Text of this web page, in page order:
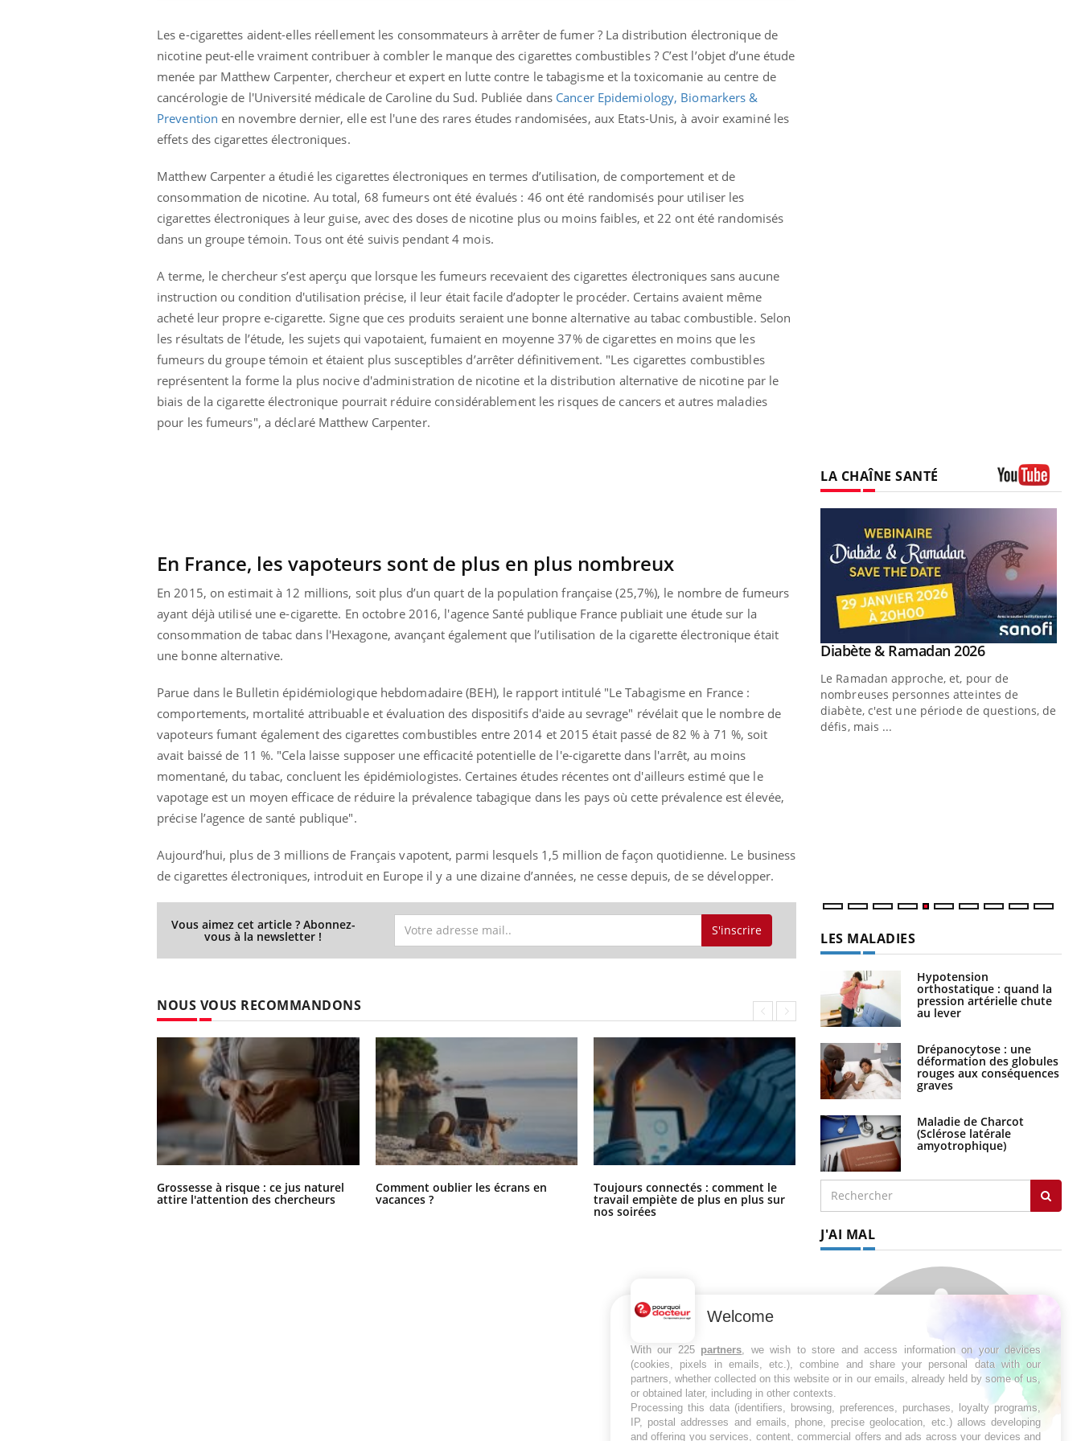
Les e-cigarettes aident-elles réellement les consommateurs à arrêter de fumer ? La distribution électronique de
nicotine peut-elle vraiment contribuer à combler le manque des cigarettes combustibles ? C’est l’objet d’une étude
menée par Matthew Carpenter, chercheur et expert en lutte contre le tabagisme et la toxicomanie au centre de
cancérologie de l'Université médicale de Caroline du Sud. Publiée dans Cancer Epidemiology, Biomarkers &
Prevention en novembre dernier, elle est l'une des rares études randomisées, aux Etats-Unis, à avoir examiné les
effets des cigarettes électroniques.
Matthew Carpenter a étudié les cigarettes électroniques en termes d’utilisation, de comportement et de
consommation de nicotine. Au total, 68 fumeurs ont été évalués : 46 ont été randomisés pour utiliser les
cigarettes électroniques à leur guise, avec des doses de nicotine plus ou moins faibles, et 22 ont été randomisés
dans un groupe témoin. Tous ont été suivis pendant 4 mois.
A terme, le chercheur s’est aperçu que lorsque les fumeurs recevaient des cigarettes électroniques sans aucune
instruction ou condition d'utilisation précise, il leur était facile d’adopter le procéder. Certains avaient même
acheté leur propre e-cigarette. Signe que ces produits seraient une bonne alternative au tabac combustible. Selon
les résultats de l’étude, les sujets qui vapotaient, fumaient en moyenne 37% de cigarettes en moins que les
fumeurs du groupe témoin et étaient plus susceptibles d’arrêter définitivement. "Les cigarettes combustibles
représentent la forme la plus nocive d'administration de nicotine et la distribution alternative de nicotine par le
biais de la cigarette électronique pourrait réduire considérablement les risques de cancers et autres maladies
pour les fumeurs", a déclaré Matthew Carpenter.
En France, les vapoteurs sont de plus en plus nombreux
En 2015, on estimait à 12 millions, soit plus d’un quart de la population française (25,7%), le nombre de fumeurs
ayant déjà utilisé une e-cigarette. En octobre 2016, l'agence Santé publique France publiait une étude sur la
consommation de tabac dans l'Hexagone, avançant également que l’utilisation de la cigarette électronique était
une bonne alternative.
Parue dans le Bulletin épidémiologique hebdomadaire (BEH), le rapport intitulé "Le Tabagisme en France :
comportements, mortalité attribuable et évaluation des dispositifs d'aide au sevrage" révélait que le nombre de
vapoteurs fumant également des cigarettes combustibles entre 2014 et 2015 était passé de 82 % à 71 %, soit
avait baissé de 11 %. "Cela laisse supposer une efficacité potentielle de l'e-cigarette dans l'arrêt, au moins
momentané, du tabac, concluent les épidémiologistes. Certaines études récentes ont d'ailleurs estimé que le
vapotage est un moyen efficace de réduire la prévalence tabagique dans les pays où cette prévalence est élevée,
précise l’agence de santé publique".
Aujourd’hui, plus de 3 millions de Français vapotent, parmi lesquels 1,5 million de façon quotidienne. Le business
de cigarettes électroniques, introduit en Europe il y a une dizaine d’années, ne cesse depuis, de se développer.
Vous aimez cet article ? Abonnez-
vous à la newsletter ! S'inscrire
NOUS VOUS RECOMMANDONS
Grossesse à risque : ce jus naturel
attire l'attention des chercheurs
Comment oublier les écrans en
vacances ?
Toujours connectés : comment le
travail empiète de plus en plus sur
nos soirées
Cancer colorectal : une stratégie
simple aurait changé la donne au
Pays basque
LA CHAÎNE SANTÉ
Insuline & Charge mentale : et si on
osait en parler??Youtube
En 2026, l'insuline dans le diabète de type 2
reste entourée d'idées reçues chez les
patients comme parfois chez les soignants.
L'été arrive… et avec lui, un tout nouveau
rythme de vie ! Vacances, plage, piscine,
soleil, activités en plein air… Nos mains
sont ...
Youtube
Diabète & Ramadan 2026Youtube
Le Ramadan approche, et, pour de
nombreuses personnes atteintes de
diabète, c'est une période de questions, de
défis, mais ...
Youtube
Un « jumeau numérique » pour
préventive Youtube
Un établissement lié à un groupe
mutualiste innove en matière de bilan de
orthostatique : quand la
pression artérielle chute
au lever
déformation des globules
rouges aux conséquences
graves
(Sclérose latérale
amyotrophique)
Welcome
With our 225 partners, we wish to store and access information on your devices
(cookies, pixels in emails, etc.), combine and share your personal data with our
partners, whether collected on this website or in our emails, already held by some of us,
or obtained later, including in other contexts.
Processing this data (identifiers, browsing, preferences, purchases, loyalty programs,
IP, postal addresses and emails, phone, precise geolocation, etc.) allows developing
and offering you services, content, commercial offers and ads across your devices and